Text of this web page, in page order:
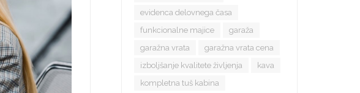
evidenca delovnega časa
funkcionalne majice
garaža
garažna vrata
garažna vrata cena
izboljšanje kvalitete življenja
kava
kompletna tuš kabina